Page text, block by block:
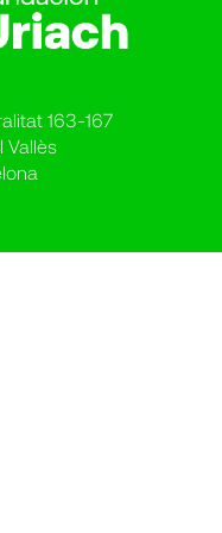
163-167
Vallès